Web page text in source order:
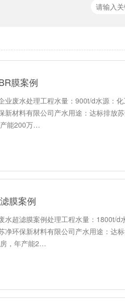
膜案例
业废水处理工程水量：900t/d水源：
新材料有限公司产水用途：达标排放
能200万…
膜案例
水超滤膜案例处理工程水量：1800t/d
净环保新材料有限公司产水用途：达
，年产能2…